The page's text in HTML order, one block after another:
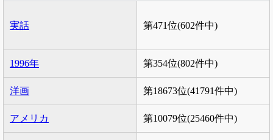
実話 第471位(602件中)
1996年 第354位(802件中)
洋画 第18673位(41791件中)
アメリカ 第10079位(25460件中)